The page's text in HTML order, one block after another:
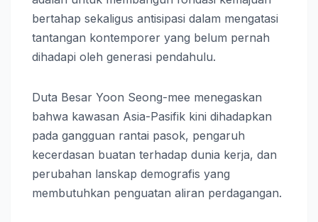
bertahap sekaligus antisipasi dalam mengatasi
tantangan kontemporer yang belum pernah
dihadapi oleh generasi pendahulu.
Duta Besar Yoon Seong-mee menegaskan
bahwa kawasan Asia-Pasifik kini dihadapkan
pada gangguan rantai pasok, pengaruh
kecerdasan buatan terhadap dunia kerja, dan
perubahan lanskap demografis yang
membutuhkan penguatan aliran perdagangan.